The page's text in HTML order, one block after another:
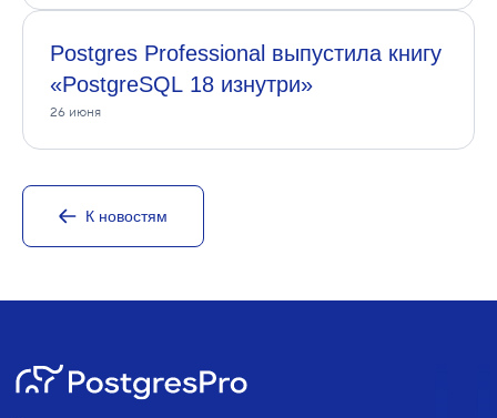
Postgres Professional выпустила книгу
«PostgreSQL 18 изнутри»
26 июня
К новостям